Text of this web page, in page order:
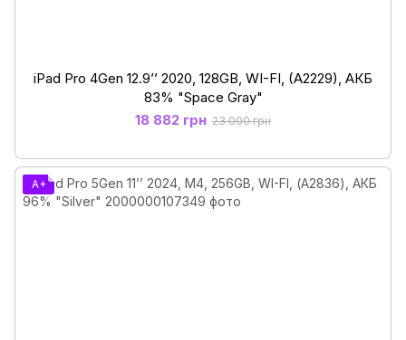
iPad Pro 4Gen 12.9’’ 2020, 128GB, WI-FI, (A2229), АКБ
83% "Space Gray"
18 882 грн 23 000 грн
A+